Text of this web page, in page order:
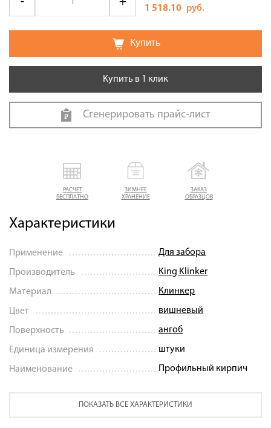
РАСЧЕТ
БЕСПЛАТНО
ЗИМНЕЕ
ХРАНЕНИЕ
ЗАКАЗ
ОБРАЗЦОВ
Характеристики
Применение Для забора
Производитель King Klinker
Материал Клинкер
Цвет вишневый
Поверхность ангоб
Единица измерения штуки
Наименование Профильный кирпич
ПОКАЗАТЬ ВСЕ ХАРАКТЕРИСТИКИ
1 518.10 руб.
Купить
Купить в 1 клик
Сгенерировать прайс-лист